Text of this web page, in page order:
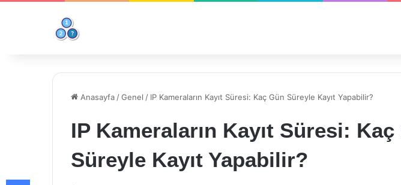
Anasayfa /Genel / IP Kameraların Kayıt Süresi: Kaç Gün Süreyle Kayıt Yapabilir?
IP Kameraların Kayıt Süresi: Kaç
Süreyle Kayıt Yapabilir?
Facebook